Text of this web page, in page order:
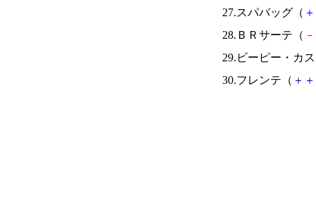
27.スパバッグ（ ＋
28.ＢＲサーテ（ －
29.ビーピー・カ
30.フレンテ（ ＋ ＋